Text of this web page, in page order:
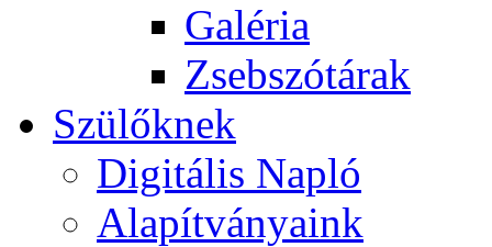
Galéria
Zsebszótárak
Szülőknek
Digitális Napló
Alapítványaink